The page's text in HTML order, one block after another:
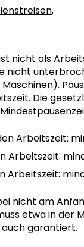
.
nicht als
nicht
Die
Arbeitszeit:
Arbeitszeit:
Arbeitszeit:
nicht am
etwa in der
auch garantiert.